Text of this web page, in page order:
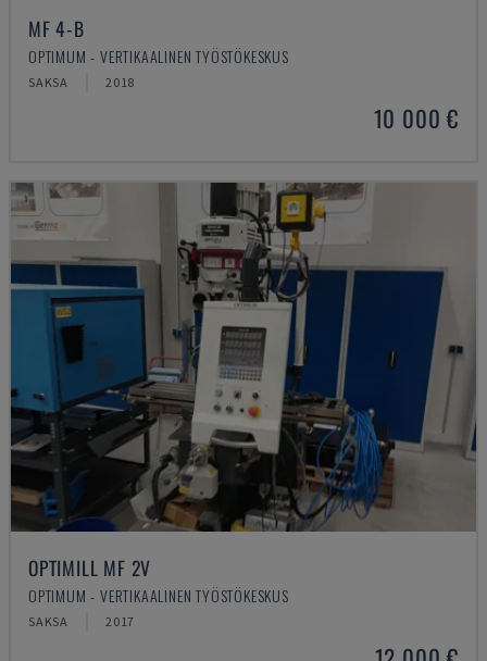
MF 4-B
OPTIMUM - VERTIKAALINEN TYÖSTÖKESKUS
SAKSA 2018
10 000 €
OPTIMILL MF 2V
OPTIMUM - VERTIKAALINEN TYÖSTÖKESKUS
SAKSA 2017